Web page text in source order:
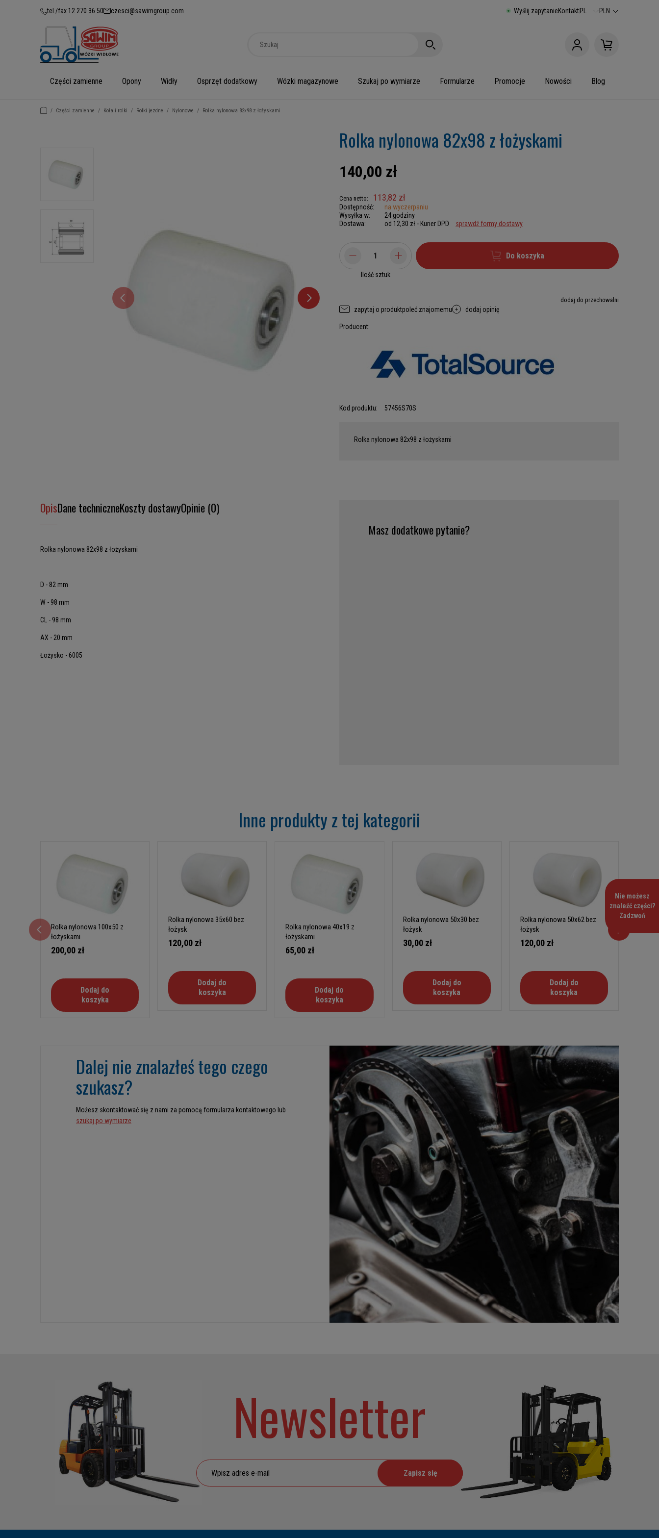
tel./fax 12 270 36 50 czesci@sawimgroup.com Wyślij zapytanieKontaktPL PLN
Części zamienne Opony Widły Osprzęt dodatkowy Wózki magazynowe Szukaj po wymiarze Formularze Promocje Nowości Blog
/ Części zamienne / Koła i rolki / Rolki jezdne / Nylonowe / Rolka nylonowa 82x98 z łożyskami
Rolka nylonowa 82x98 z łożyskami
140,00 zł
Cena netto: 113,82 zł
Dostępność:
na wyczerpaniu
Wysyłka w:
24 godziny
Dostawa:
od 12,30 zł - Kurier DPD sprawdź formy dostawy
Ilość sztuk
Do koszyka
dodaj do przechowalni
zapytaj o produktpoleć znajomemu dodaj opinię
Producent:
Kod produktu: 57456S70S
Rolka nylonowa 82x98 z łożyskami
OpisDane techniczneKoszty dostawyOpinie (0)
Rolka nylonowa 82x98 z łożyskami
D - 82 mm
W - 98 mm
CL - 98 mm
AX - 20 mm
Łożysko - 6005
Masz dodatkowe pytanie?
Inne produkty z tej kategorii
Rolka nylonowa 100x50 z
łożyskami
200,00 zł
Dodaj do
koszyka
Rolka nylonowa 35x60 bez
łożysk
120,00 zł
Dodaj do
koszyka
Rolka nylonowa 40x19 z
łożyskami
65,00 zł
Dodaj do
koszyka
Rolka nylonowa 50x30 bez
łożysk
30,00 zł
Dodaj do
koszyka
Rolka nylonowa 50x62 bez
łożysk
120,00 zł
Dodaj do
koszyka
Dalej nie znalazłeś tego czego
szukasz?
Możesz skontaktować się z nami za pomocą formularza kontaktowego lub
szukaj po wymiarze
Newsletter
Zapisz się
Nie możesz
znaleźć części?
Zadzwoń